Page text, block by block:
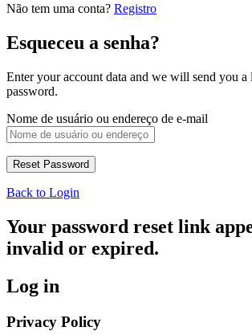
Não tem uma conta? Registro
Esqueceu a senha?
Enter your account data and we will send you a
password.
Nome de usuário ou endereço de e-mail
Back to Login
Your password reset link
invalid or expired.
Log in
Privacy Policy